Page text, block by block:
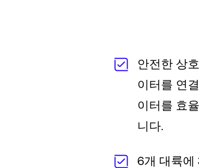
안전한 상
이터를 연
이터를 효
니다.
6개 대륙에